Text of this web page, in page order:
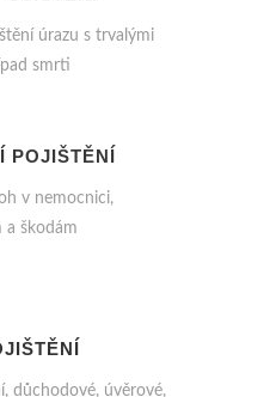
úrazu s trvalými
smrti
POJIŠTĚNÍ
v nemocnici,
škodám
důchodové, úvěrové,